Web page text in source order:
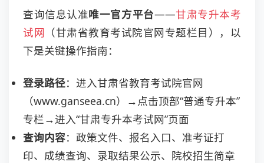
查询信息认准唯一官方平台——甘肃专升本考
试网 （甘肃省教育考试院官网专题栏目），以
下是关键操作指南：
登录路径：进入甘肃省教育考试院官网
（www.ganseea.cn）→点击顶部“普通专升本”
专栏→进入“甘肃专升本考试网”页面
查询内容：政策文件、报名入口、准考证打
印、成绩查询、录取结果公示、院校招生简章